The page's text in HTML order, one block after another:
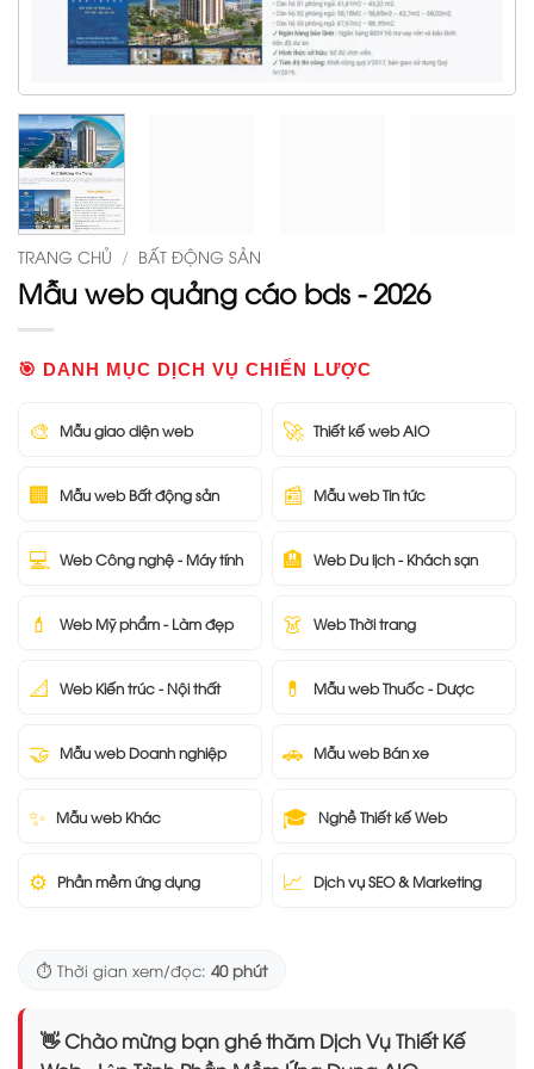
TRANG CHỦ / BẤT ĐỘNG SẢN
Mẫu web quảng cáo bds - 2026
🎯 DANH MỤC DỊCH VỤ CHIẾN LƯỢC
🎨 Mẫu giao diện web 🚀 Thiết kế web AIO
🏢 Mẫu web Bất động sản 📰 Mẫu web Tin tức
💻 Web Công nghệ - Máy tính 🏨 Web Du lịch - Khách sạn
💄 Web Mỹ phẩm - Làm đẹp 👗 Web Thời trang
📐 Web Kiến trúc - Nội thất 💊 Mẫu web Thuốc - Dược
🤝 Mẫu web Doanh nghiệp 🚗 Mẫu web Bán xe
✨ Mẫu web Khác 🎓 Nghề Thiết kế Web
⚙️ Phần mềm ứng dụng 📈 Dịch vụ SEO & Marketing
⏱️ Thời gian xem/đọc: 40 phút
👋 Chào mừng bạn ghé thăm Dịch Vụ Thiết Kế